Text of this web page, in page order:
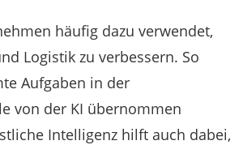
häufig dazu verwendet,
Logistik zu verbessern. So
Aufgaben in der
von der KI übernommen
Intelligenz hilft auch dabei,